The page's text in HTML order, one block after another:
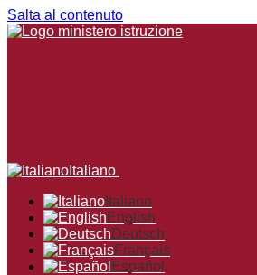
Salta al contenuto
Italiano
Italiano
English
Deutsch
Français
Español